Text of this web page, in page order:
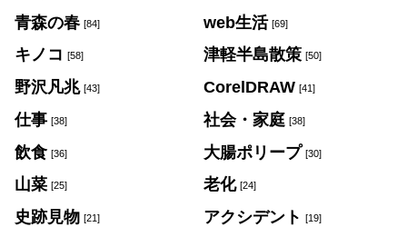
青森の春 [84] web生活 [69]
キノコ [58] 津軽半島散策 [50]
野沢凡兆 [43] CorelDRAW [41]
仕事 [38] 社会・家庭 [38]
飲食 [36] 大腸ポリープ [30]
山菜 [25] 老化 [24]
史跡見物 [21] アクシデント [19]